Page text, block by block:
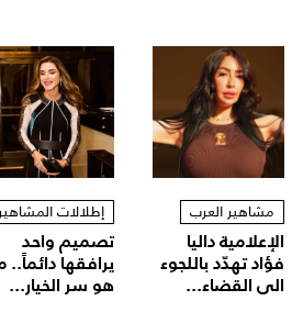
مشاهير العرب
الإعلامية داليا
فؤاد تهدّد باللجوء
الى القضاء...
إطلالات
تصميم واحد
يرافقها دائماً..
هو سر الخيار...